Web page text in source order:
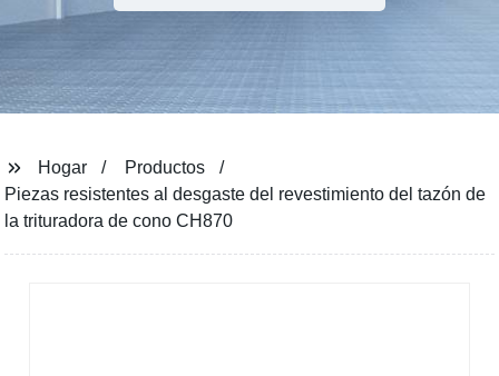
Hogar
Productos
Piezas resistentes al desgaste del revestimiento del tazón de
la trituradora de cono CH870